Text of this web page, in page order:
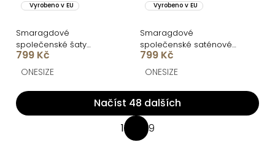
Vyrobeno v EU
Smaragdové
společenské šaty
VELMORO s body
799 Kč
ONESIZE
Vyrobeno v EU
Smaragdové
společenské saténové
dlouhé šaty CARMIYA
799 Kč
ONESIZE
O
v
Načíst 48 dalších
1 9